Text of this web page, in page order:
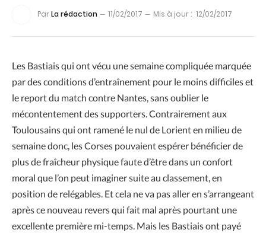
ParLa rédaction 11/02/2017 Mis à jour : 12/02/2017
Les Bastiais qui ont vécu une semaine compliquée marquée
par des conditions d’entraînement pour le moins difficiles et
le report du match contre Nantes, sans oublier le
mécontentement des supporters. Contrairement aux
Toulousains qui ont ramené le nul de Lorient en milieu de
semaine donc, les Corses pouvaient espérer bénéficier de
plus de fraîcheur physique faute d’être dans un confort
moral que l’on peut imaginer suite au classement, en
position de relégables. Et cela ne va pas aller en s’arrangeant
après ce nouveau revers qui fait mal après pourtant une
excellente première mi-temps. Mais les Bastiais ont payé